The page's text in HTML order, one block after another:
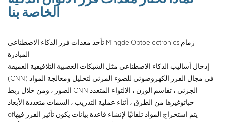
الخاصة بنا
تأخذ معدات فرز الذكاء الاصطناعي Mingde Optoelectronics زمام
المبادرة
إدخال أساليب الذكاء الاصطناعي مثل الشبكات العصبية التلافيفية العميقة
(CNN) في مجال الفرز الكهروضوئي للضوء المرئي لتحليل ومعالجة المواد
الصور ، ومن خلال ربط CNN الجزئي ، تقاسم الوزن ، الالتواء المتعدد
حباتوغيرها من الطرق ، أثناء عملية التدريب ، السمات متعددة الأبعاد
ofيتم استخراج المواد تلقائيًا لإنشاء قاعدة بيانات يكون تأثير الفرز فيها